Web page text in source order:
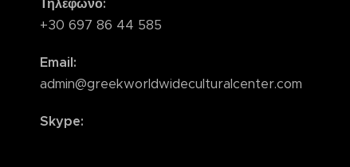
Τηλέφωνο:
+30 697 86 44 585
Email:
admin@greekworldwideculturalcenter.com
Skype: